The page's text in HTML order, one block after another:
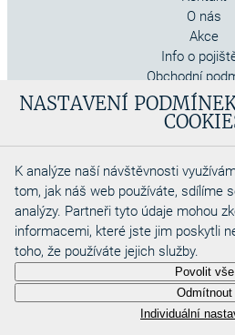
NASTAVENÍ
K analýze naší návštěvnosti
tom, jak náš web používáte, sdílíme
analýzy. Partneři tyto údaje mohou
informacemi, které jste jim poskytli
toho, že používáte jejich služby.
Povolit vše
Odmítnout
Individuální
O nás
Akce
Info o
Obchodní
Cookies
Copyright
Aquadino
Webdesigned